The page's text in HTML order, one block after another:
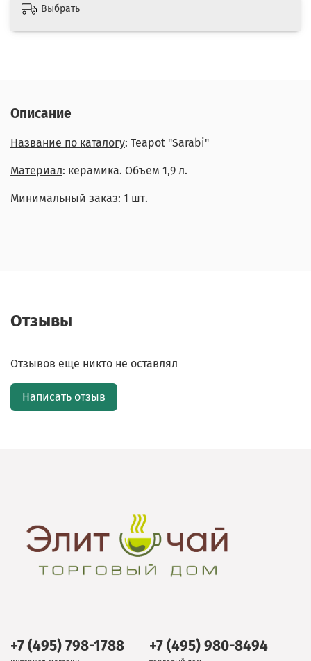
Выбрать
Описание
Название по каталогу: Teapot "Sarabi"
Материал: керамика. Объем 1,9 л.
Минимальный заказ: 1 шт.
Отзывы
Отзывов еще никто не оставлял
Написать отзыв
+7 (495) 798-1788 +7 (495) 980-8494